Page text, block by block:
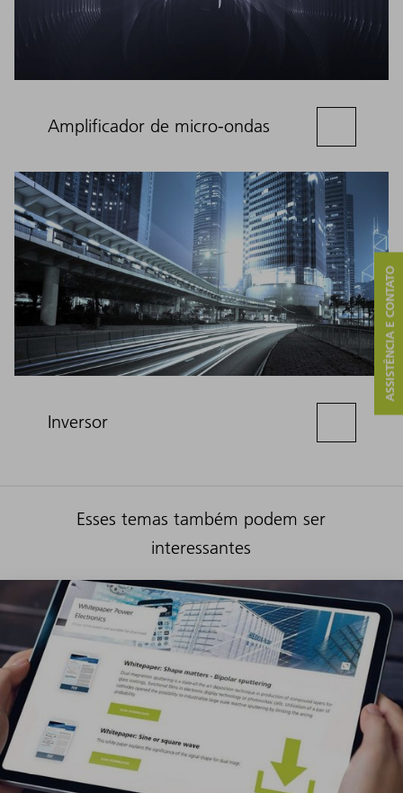
Amplificador de micro-ondas
Inversor
Esses temas também podem ser
interessantes
ASSISTÊNCIA E CONTATO